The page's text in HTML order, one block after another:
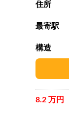
住所
最寄駅
構造
8.2 万円